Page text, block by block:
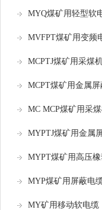
MYQ煤矿用轻型软
MVFPT煤矿用变频
MCPTJ煤矿用采煤
MCPT煤矿用金属
MC MCP煤矿用采
MYPTJ煤矿用金属
MYPT煤矿用高压
MYP煤矿用屏蔽电
MY矿用移动软电缆